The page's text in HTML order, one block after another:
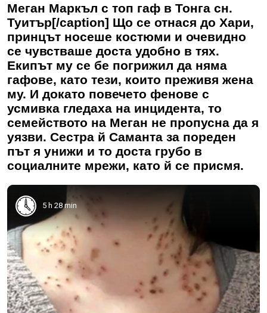
Меган Маркъл с топ гаф в Тонга сн.
Туитър[/caption] Що се отнася до Хари,
принцът носеше костюми и очевидно
се чувстваше доста удобно в тях.
Екипът му се бе погрижил да няма
гафове, като тези, които преживя жена
му. И докато повечето фенове с
усмивка гледаха на инцидента, то
семейството на Меган не пропусна да я
уязви. Сестра й Саманта за пореден
път я унижи и то доста грубо в
социалните мрежи, като й се присмя.
5 h 28 min